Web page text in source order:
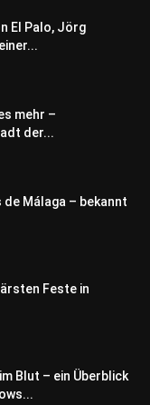
El Palo, Jörg
mehr –
der...
de Málaga – bekannt
Feste in
Blut – ein Überblick